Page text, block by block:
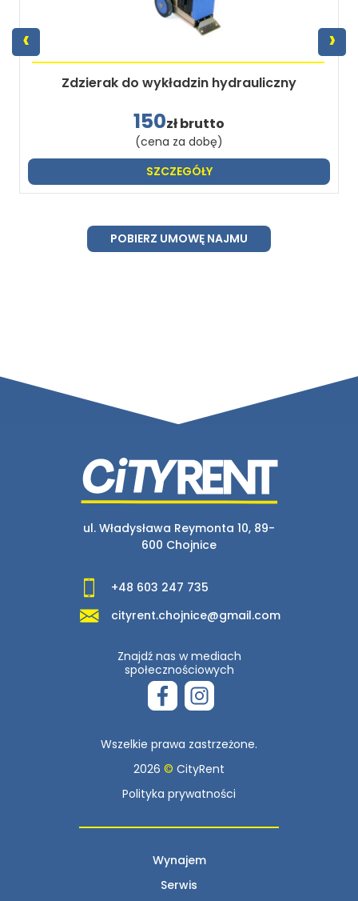
Zdzierak do wykładzin hydrauliczny
150zł brutto
(cena za dobę)
SZCZEGÓŁY
‹ ›
POBIERZ UMOWĘ NAJMU
ul. Władysława Reymonta 10, 89-
600 Chojnice
+48 603 247 735
cityrent.chojnice@gmail.com
Znajdź nas w mediach
społecznościowych
Wszelkie prawa zastrzeżone.
2026 © CityRent
Polityka prywatności
Wynajem
Serwis